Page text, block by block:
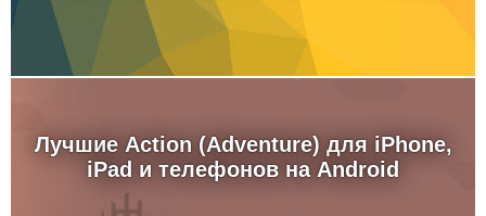
Лучшие Action (Adventure) для iPhone,
iPad и телефонов на Android